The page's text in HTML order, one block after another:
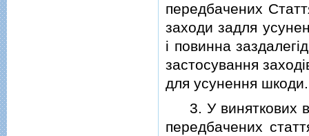
передбачених
заходи задля
i повинна
застосування
для усунення шкоди.
3. У виняткових
передбачених